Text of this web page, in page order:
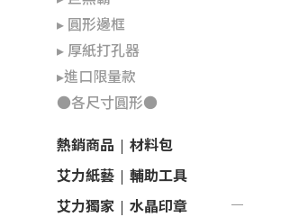
▸ 圓形邊框
▸ 厚紙打孔器
▸進口限量款
●各尺寸圓形●
熱銷商品 | 材料包
艾力紙藝 | 輔助工具
艾力獨家 | 水晶印章